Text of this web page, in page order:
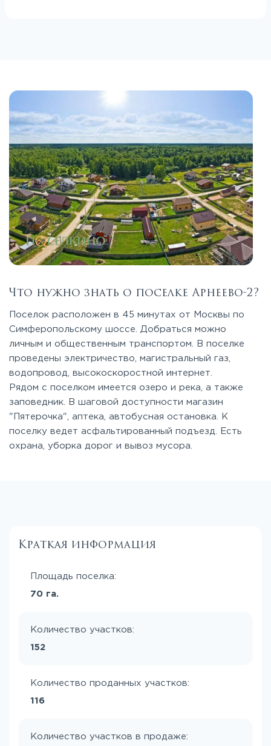
Что нужно знать о поселке Арнеево-2?
Поселок расположен в 45 минутах от Москвы по
Симферопольскому шоссе. Добраться можно
личным и общественным транспортом. В поселке
проведены электричество, магистральный газ,
водопровод, высокоскоростной интернет.
Рядом с поселком имеется озеро и река, а также
заповедник. В шаговой доступности магазин
"Пятерочка", аптека, автобусная остановка. К
поселку ведет асфальтированный подъезд. Есть
охрана, уборка дорог и вывоз мусора.
Краткая информация
Площадь поселка:
70 га.
Количество участков:
152
Количество проданных участков:
116
Количество участков в продаже: